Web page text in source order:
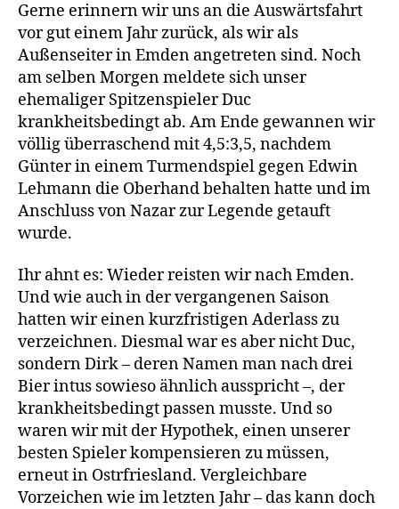
Déjà-
vu?
Gerne erinnern wir uns an die Auswärtsfahrt
vor gut einem Jahr zurück, als wir als
Außenseiter in Emden angetreten sind. Noch
am selben Morgen meldete sich unser
ehemaliger Spitzenspieler Duc
krankheitsbedingt ab. Am Ende gewannen wir
völlig überraschend mit 4,5:3,5, nachdem
Günter in einem Turmendspiel gegen Edwin
Lehmann die Oberhand behalten hatte und im
Anschluss von Nazar zur Legende getauft
wurde.
Ihr ahnt es: Wieder reisten wir nach Emden.
Und wie auch in der vergangenen Saison
hatten wir einen kurzfristigen Aderlass zu
verzeichnen. Diesmal war es aber nicht Duc,
sondern Dirk – deren Namen man nach drei
Bier intus sowieso ähnlich ausspricht –, der
krankheitsbedingt passen musste. Und so
waren wir mit der Hypothek, einen unserer
besten Spieler kompensieren zu müssen,
erneut in Ostrfriesland. Vergleichbare
Vorzeichen wie im letzten Jahr – das kann doch